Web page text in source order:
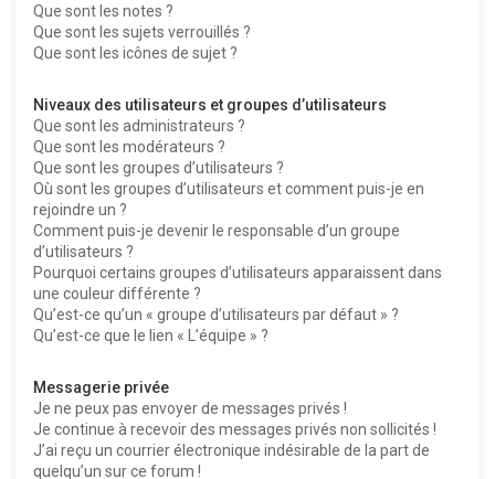
Que sont les notes ?
Que sont les sujets verrouillés ?
Que sont les icônes de sujet ?
Niveaux des utilisateurs et groupes d’utilisateurs
Que sont les administrateurs ?
Que sont les modérateurs ?
Que sont les groupes d’utilisateurs ?
Où sont les groupes d’utilisateurs et comment puis-je en
rejoindre un ?
Comment puis-je devenir le responsable d’un groupe
d’utilisateurs ?
Pourquoi certains groupes d’utilisateurs apparaissent dans
une couleur différente ?
Qu’est-ce qu’un « groupe d’utilisateurs par défaut » ?
Qu’est-ce que le lien « L’équipe » ?
Messagerie privée
Je ne peux pas envoyer de messages privés !
Je continue à recevoir des messages privés non sollicités !
J’ai reçu un courrier électronique indésirable de la part de
quelqu’un sur ce forum !